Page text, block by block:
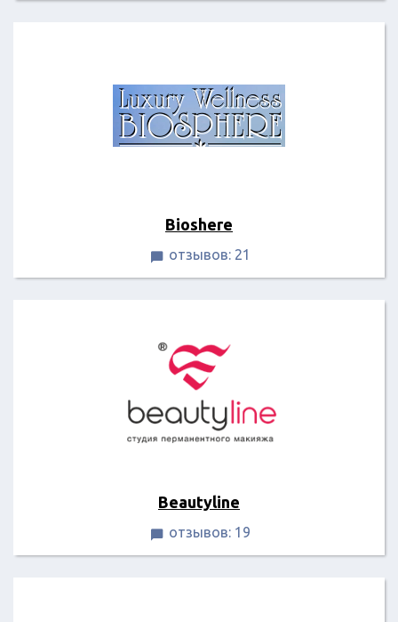
Bioshere
 отзывов: 21
Beautyline
 отзывов: 19